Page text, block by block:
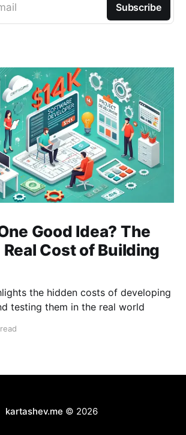
Subscribe
Good Idea? The
Cost of Building
the hidden costs of developing
testing them in the real world
kartashev.me © 2026